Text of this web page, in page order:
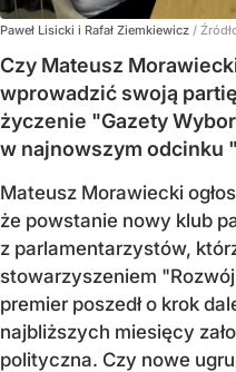
Paweł Lisicki i Rafał Ziemkiewicz /
Czy Mateusz
wprowadzić swoją
życzenie "Gazety
w najnowszym odcinku
Mateusz Morawiecki
że powstanie nowy klub
z parlamentarzystów,
stowarzyszeniem
premier poszedł o krok
najbliższych miesięcy
polityczna. Czy nowe